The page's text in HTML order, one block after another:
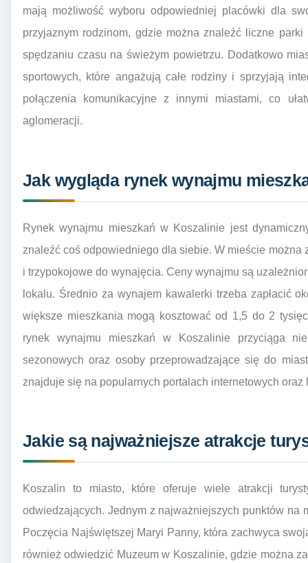
mają możliwość wyboru odpowiedniej placówki dla
przyjaznym rodzinom, gdzie można znaleźć liczne
spędzaniu czasu na świeżym powietrzu. Dodatkowo
sportowych, które angażują całe rodziny i sprzyjają
połączenia komunikacyjne z innymi miastami, co
aglomeracji.
Jak wygląda rynek wynajmu
Rynek wynajmu mieszkań w Koszalinie jest
znaleźć coś odpowiedniego dla siebie. W mieście
i trzypokojowe do wynajęcia. Ceny wynajmu są
lokalu. Średnio za wynajem kawalerki trzeba zapłacić
większe mieszkania mogą kosztować od 1,5 do 2
rynek wynajmu mieszkań w Koszalinie przyciąga
sezonowych oraz osoby przeprowadzające się do
znajduje się na popularnych portalach internetowych oraz
Jakie są najważniejsze atrakcje
Koszalin to miasto, które oferuje wiele atrakcji
odwiedzających. Jednym z najważniejszych punktów na
Poczęcia Najświętszej Maryi Panny, która zachwyca
również odwiedzić Muzeum w Koszalinie, gdzie można